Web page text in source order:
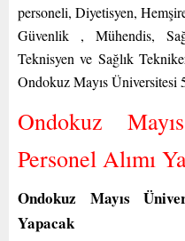
personeli, Diyetisyen,
Güvenlik , Mühendis,
Teknisyen ve Sağlık
Ondokuz Mayıs Üniversitesi
Ondokuz
Personel Alımı
Ondokuz Mayıs
Yapacak